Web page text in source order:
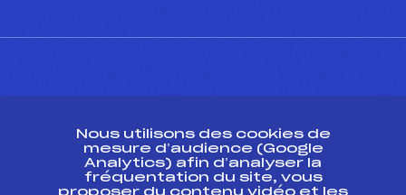
Ressources
Nous utilisons des cookies de
mesure d’audience (Google
Analytics) afin d’analyser la
fréquentation du site, vous
proposer du contenu vidéo et les